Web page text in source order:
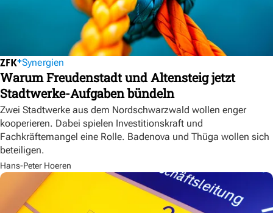
Synergien
Warum Freudenstadt und Altensteig jetzt
Stadtwerke-Aufgaben bündeln
Zwei Stadtwerke aus dem Nordschwarzwald wollen enger
kooperieren. Dabei spielen Investitionskraft und
Fachkräftemangel eine Rolle. Badenova und Thüga wollen sich
beteiligen.
Hans-Peter Hoeren